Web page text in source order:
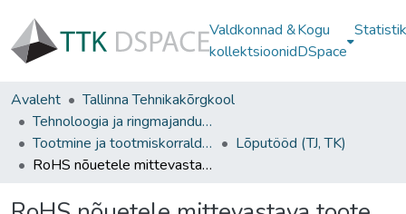
Valdkonnad &
kollektsioonid
Kogu
DSpace
Avaleht
Tallinna Tehnikakõrgkool
Tehnoloogia ja ringmajanduse instituut
Tootmine ja tootmiskorraldus
Lõputööd (TJ, TK)
RoHS nõuetele mittevastava toote juurutamine RoHS nõuetele vastavasse tootmisprotsessi ettevõtte X näitel